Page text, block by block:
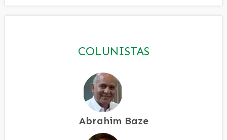
COLUNISTAS
Abrahim Baze